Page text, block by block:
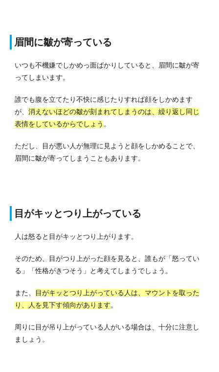
眉間に皺が寄っている
いつも不機嫌でしかめっ面ばかりしていると、眉間に皺が寄
ってしまいます。
誰でも腹を立てたり不快に感じたりすれば顔をしかめます
が、 消えないほどの皺が刻まれてしまうのは、繰り返し同じ
表情をしているからでしょう 。
ただし、目が悪い人が無理に見ようと顔をしかめることで、
眉間に皺が寄ってしまうこともあります。
目がキッとつり上がっている
人は怒ると目がキッとつり上がります。
そのため、目がつり上がった顔を見ると、誰もが「怒ってい
る」「性格がきつそう」と考えてしまうでしょう。
また、
目がキッとつり上がっている人は、マウントを取った
り、人を見下す傾向があります。
周りに目が吊り上がっている人がいる場合は、十分に注意し
ましょう。